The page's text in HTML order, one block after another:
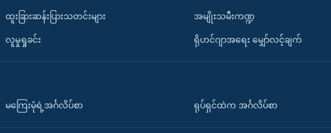
ထူးခြားဆန်းပြားသတင်းများ
လူမှုရှုခင်း
အမျိုးသမီးကဏ္ဍ
ရိုဟင်ဂျာအရေး မျှော်လင့်ချက်
မကြေးမုံရဲ့အင်္ဂလိပ်စာ ရုပ်ရှင်ထဲက အင်္ဂလိပ်စာ